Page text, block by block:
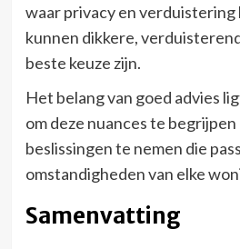
waar privacy en verduistering
kunnen dikkere,
beste keuze zijn.
Het belang van goed advies
om deze nuances te
beslissingen te nemen die
omstandigheden van elke
Samenvatting